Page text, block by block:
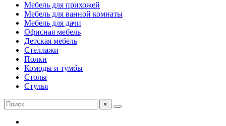
Мебель для прихожей
Мебель для ванной комнаты
Мебель для дачи
Офисная мебель
Детская мебель
Стеллажи
Полки
Комоды и тумбы
Столы
Стулья
×